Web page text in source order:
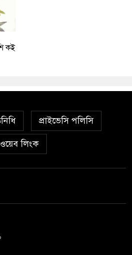
কই
প্রাইভেসি পলিসি
ওয়েব লিংক